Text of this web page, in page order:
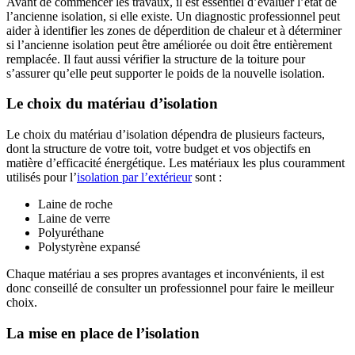
l’ancienne isolation, si elle existe. Un diagnostic professionnel peut
aider à identifier les zones de déperdition de chaleur et à déterminer
si l’ancienne isolation peut être améliorée ou doit être entièrement
remplacée. Il faut aussi vérifier la structure de la toiture pour
s’assurer qu’elle peut supporter le poids de la nouvelle isolation.
Le choix du matériau d’isolation
Le choix du matériau d’isolation dépendra de plusieurs facteurs,
dont la structure de votre toit, votre budget et vos objectifs en
matière d’efficacité énergétique. Les matériaux les plus couramment
utilisés pour l’isolation par l’extérieursont :
Laine de roche
Laine de verre
Polyuréthane
Polystyrène expansé
Chaque matériau a ses propres avantages et inconvénients, il est
donc conseillé de consulter un professionnel pour faire le meilleur
choix.
La mise en place de l’isolation